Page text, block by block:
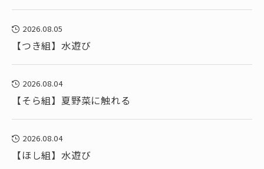
2026.08.05
【つき組】水遊び
2026.08.04
【そら組】夏野菜に触れる
2026.08.04
【ほし組】水遊び